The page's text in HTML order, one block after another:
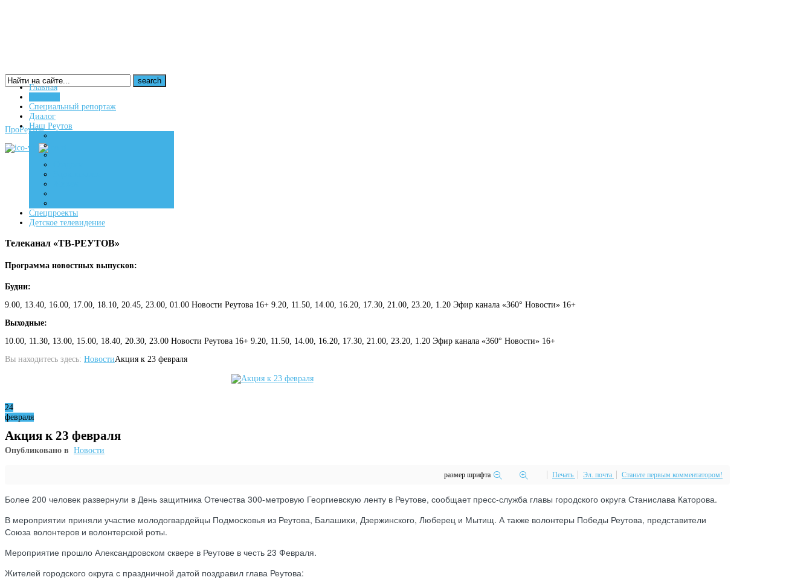
16+
ПроРеутов
Главная
Специальный репортаж
Диалог
Наш Реутов
Спецпроекты
Детское телевидение
Телеканал «ТВ-РЕУТОВ»
Программа новостных выпусков:
Будни:
9.00, 13.40, 16.00, 17.00, 18.10, 20.45, 23.00, 01.00 Новости Реутова 16+ 9.20, 11.50, 14.00, 16.20, 17.30, 21.00, 23.20, 1.20 Эфир канала «360° Новости» 16+
Выходные:
10.00, 11.30, 13.00, 15.00, 18.40, 20.30, 23.00 Новости Реутова 16+ 9.20, 11.50, 14.00, 16.20, 17.30, 21.00, 23.20, 1.20 Эфир канала «360° Новости» 16+
Вы находитесь здесь: НовостиАкция к 23 февраля
24
февраля
Акция к 23 февраля
Опубликовано в Новости
размер шрифта Печать Эл. почта Станьте первым комментатором!
Более 200 человек развернули в День защитника Отечества 300-метровую Георгиевскую ленту в Реутове, сообщает пресс-служба главы городского округа Станислава Каторова.
В мероприятии приняли участие молодогвардейцы Подмосковья из Реутова, Балашихи, Дзержинского, Люберец и Мытищ. А также волонтеры Победы Реутова, представители
Союза волонтеров и волонтерской роты.
Мероприятие прошло Александровском сквере в Реутове в честь 23 Февраля.
Жителей городского округа с праздничной датой поздравил глава Реутова: